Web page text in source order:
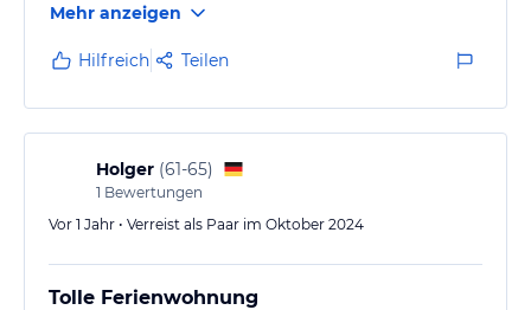
Mehr anzeigen
Hilfreich Teilen
Holger (61-65)
1 Bewertungen
Vor 1 Jahr • Verreist als Paar im Oktober 2024
Tolle Ferienwohnung